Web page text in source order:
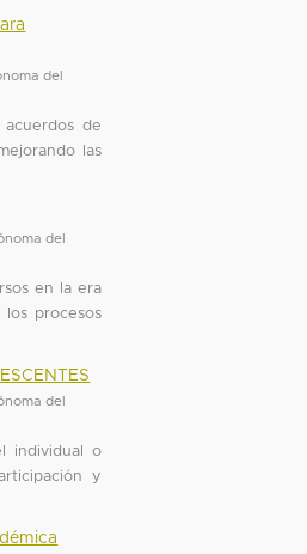
del
de
las
del
en la era
procesos
del
individual o
y